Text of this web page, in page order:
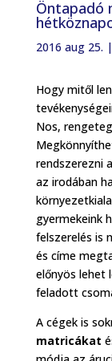
Öntapadó
2016 aug 25. |
Hogy mitől
Nos,
rendszerezni
az irodában
gyermekeink
felszerelés is
és címe
előnyös lehet
feladott
A cégek is
matricákat